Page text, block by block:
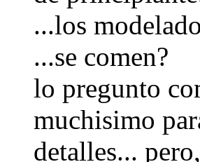
...los
...se comen?
lo pregunto
muchisimo
detalles...